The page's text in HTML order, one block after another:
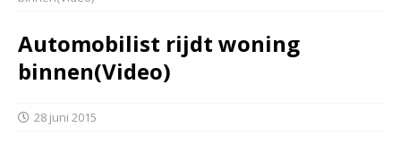
Automobilist rijdt woning
binnen(Video)
28 juni 2015